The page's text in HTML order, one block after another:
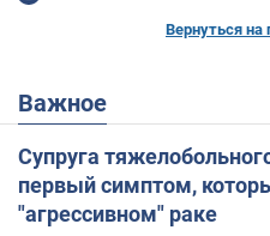
Вернуться на
Важное
Супруга
первый симптом,
"агрессивном" раке